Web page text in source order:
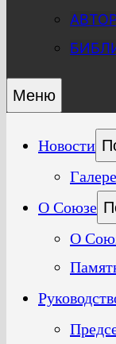
Меню
Новости
О Союзе
О